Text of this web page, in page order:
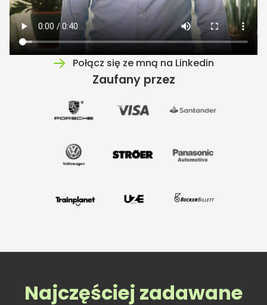
Połącz się ze mną na Linkedin
Zaufany przez
Najczęściej zadawane